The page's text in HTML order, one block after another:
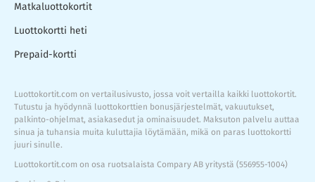
Matkaluottokortit
Luottokortti heti
Prepaid-kortti
Luottokortit.com on vertailusivusto, jossa voit vertailla kaikki luottokortit.
Tutustu ja hyödynnä luottokorttien bonusjärjestelmät, vakuutukset,
palkinto-ohjelmat, asiakasedut ja ominaisuudet. Maksuton palvelu auttaa
sinua ja tuhansia muita kuluttajia löytämään, mikä on paras luottokortti
juuri sinulle.
Luottokortit.com on osa ruotsalaista Compary AB yritystä (556955-1004)